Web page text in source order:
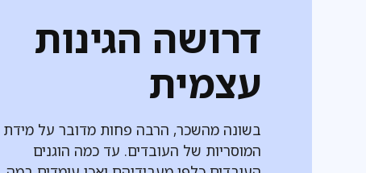
דרושה הגינות
עצמית
בשונה מהשכר, הרבה פחות מדובר על מידת
המוסריות של העובדים. עד כמה הוגנים